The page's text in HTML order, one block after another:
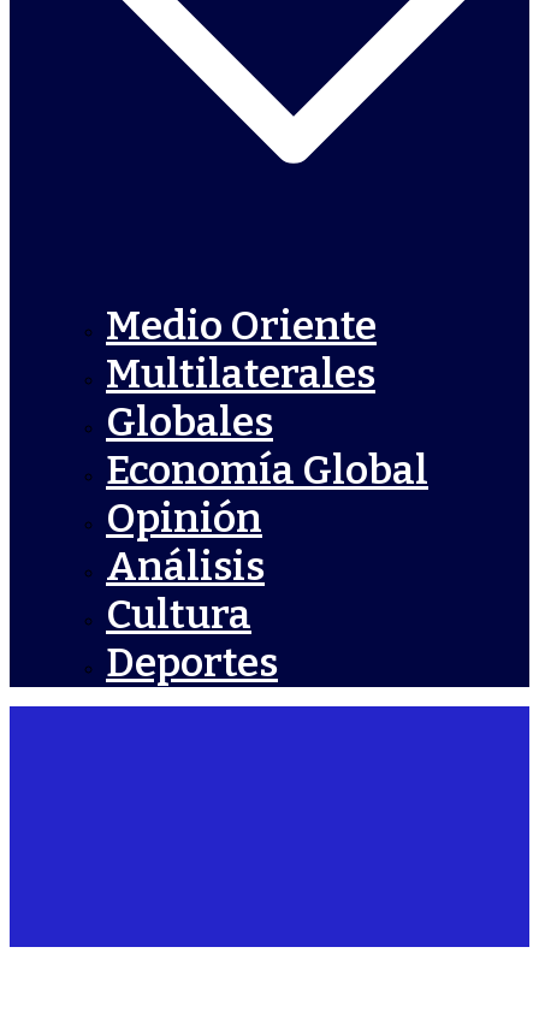
Medio Oriente
Multilaterales
Globales
Economía Global
Opinión
Análisis
Cultura
Deportes